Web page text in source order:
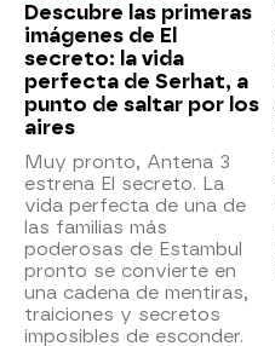
Descubre las primeras
imágenes de El
secreto: la vida
perfecta de Serhat, a
punto de saltar por los
aires
Muy pronto, Antena 3
estrena El secreto. La
vida perfecta de una de
las familias más
poderosas de Estambul
pronto se convierte en
una cadena de mentiras,
traiciones y secretos
imposibles de esconder.